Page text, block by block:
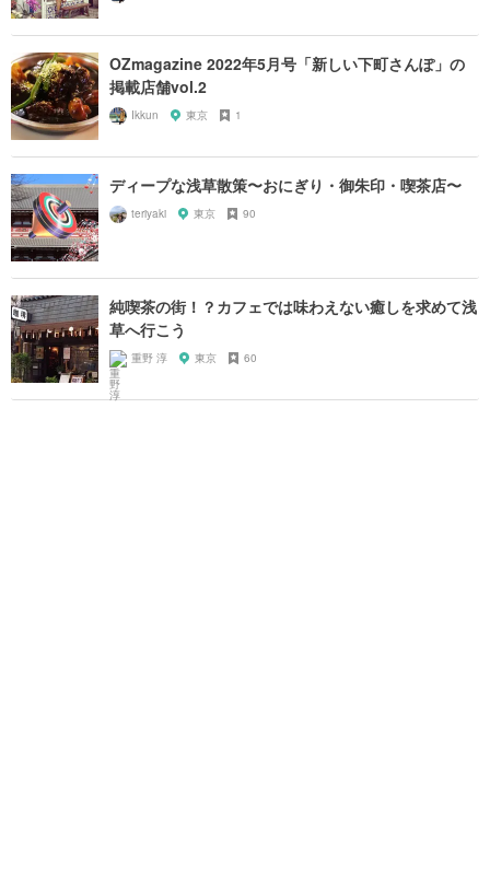
OZmagazine 2022年5月号「新しい下町さんぽ」の
掲載店舗vol.2
Ikkun 東京 1
ディープな浅草散策〜おにぎり・御朱印・喫茶店〜
teriyaki 東京 90
純喫茶の街！？カフェでは味わえない癒しを求めて浅
草へ行こう
重野 淳 東京 60